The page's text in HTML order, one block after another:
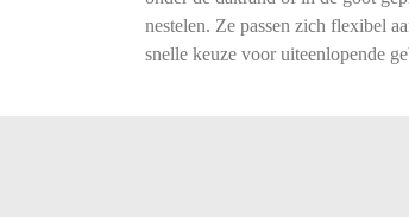
nestelen. Ze passen zich flexibel
snelle keuze voor uiteenlopende